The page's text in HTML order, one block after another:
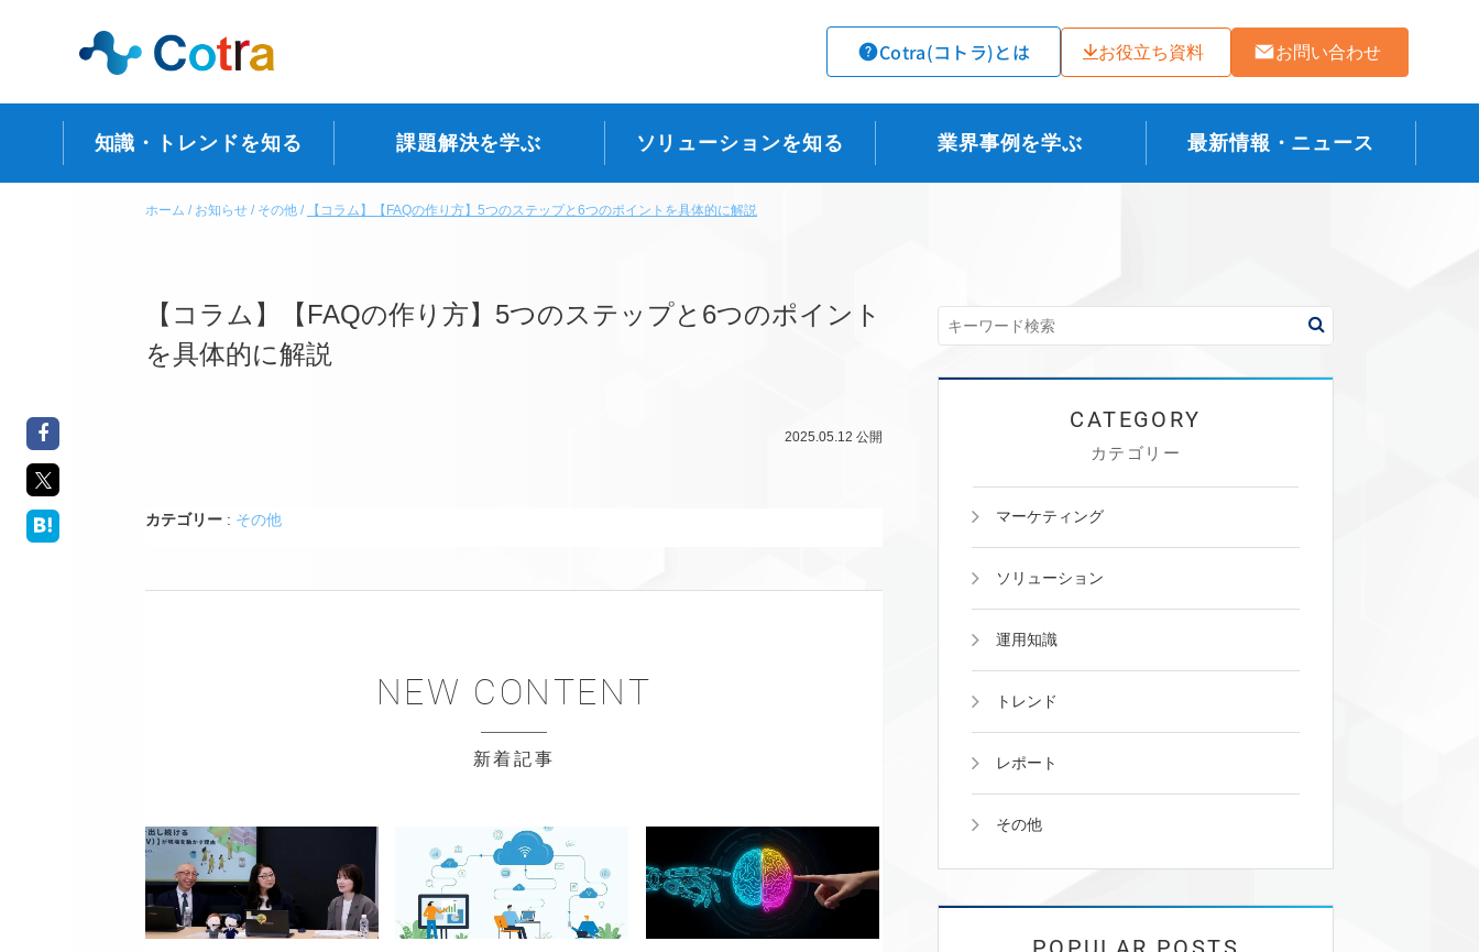
Cotra(コトラ)とは お役立ち資料 お問い合わせ
知識・トレンドを知る 課題解決を学ぶ ソリューションを知る 業界事例を学ぶ 最新情報・ニュース
ホーム お知らせ その他 【コラム】【FAQの作り方】5つのステップと6つのポイントを具体的に解説
【コラム】【FAQの作り方】5つのステップと6つのポイント
を具体的に解説
2025.05.12 公開
カテゴリー : その他
新着記事
カテゴリー
マーケティング
ソリューション
運用知識
トレンド
レポート
その他